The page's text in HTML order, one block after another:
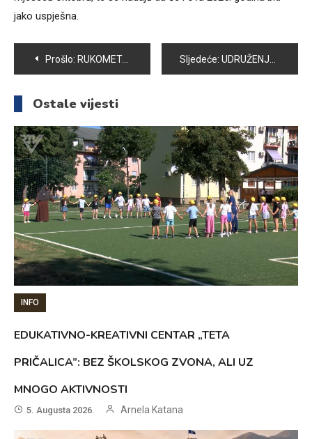
jako uspješna.
Navigacija
članaka
Prošlo: RUKOMETAŠI RK “VOGOŠĆA” DOŽIVJELI PORAZ OD EKIPE RK “BORAC” BANJA LUKA Sljedeće: UDRUŽENJE PORODICA NESTALIH OPĆINE VOGOŠĆA NE GUBI NADU ZA PRONALASKOM 58 NESTALIH OSOBA
Ostale vijesti
INFO
EDUKATIVNO-KREATIVNI CENTAR „TETA
PRIČALICA”: BEZ ŠKOLSKOG ZVONA, ALI UZ
MNOGO AKTIVNOSTI
5. Augusta 2026. Arnela Katana